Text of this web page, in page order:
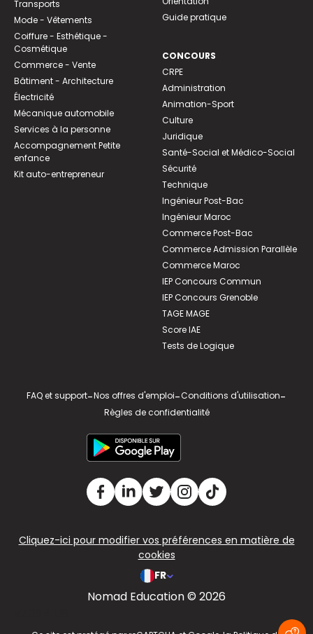
Transports
Mode - Vêtements
Coiffure - Esthétique -
Cosmétique
Commerce - Vente
Bâtiment - Architecture
Électricité
Mécanique automobile
Services à la personne
Accompagnement Petite
enfance
Kit auto-entrepreneur
Guide pratique
CONCOURS
CRPE
Administration
Animation-Sport
Culture
Juridique
Santé-Social et Médico-Social
Sécurité
Technique
Ingénieur Post-Bac
Ingénieur Maroc
Commerce Post-Bac
Commerce Admission Parallèle
Commerce Maroc
IEP Concours Commun
IEP Concours Grenoble
TAGE MAGE
Score IAE
Tests de Logique
FAQ et support-Nos offres d'emploi-Conditions d'utilisation-
Règles de confidentialité
Cliquez-ici pour modifier vos préférences en matière de
cookies
FR
Nomad Education © 2026